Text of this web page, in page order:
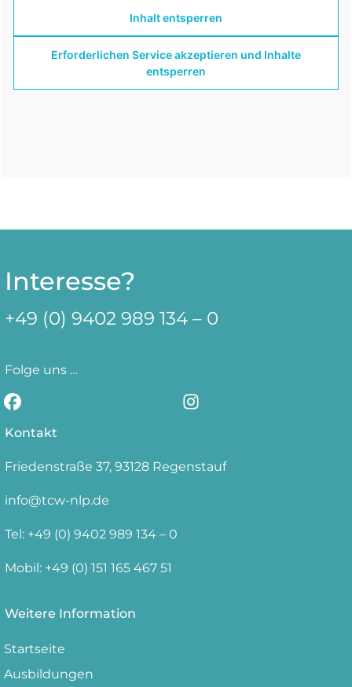
Inhalt entsperren
Erforderlichen Service akzeptieren und Inhalte
entsperren
Interesse?
+49 (0) 9402 989 134 – 0
Folge uns …
Kontakt
Friedenstraße 37, 93128 Regenstauf
info@tcw-nlp.de
Tel: +49 (0) 9402 989 134 – 0
Mobil: +49 (0) 151 165 467 51
Weitere Information
Startseite
Ausbildungen